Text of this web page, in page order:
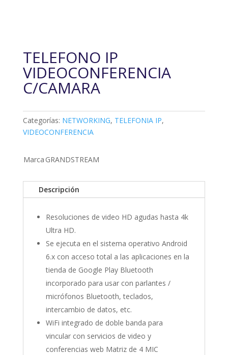
TELEFONO IP
VIDEOCONFERENCIA
C/CAMARA
Categorías: NETWORKING, TELEFONIA IP,
VIDEOCONFERENCIA
Marca GRANDSTREAM
Descripción
Resoluciones de video HD agudas hasta 4k
Ultra HD.
Se ejecuta en el sistema operativo Android
6.x con acceso total a las aplicaciones en la
tienda de Google Play Bluetooth
incorporado para usar con parlantes /
micrófonos Bluetooth, teclados,
intercambio de datos, etc.
WiFi integrado de doble banda para
vincular con servicios de video y
conferencias web Matriz de 4 MIC